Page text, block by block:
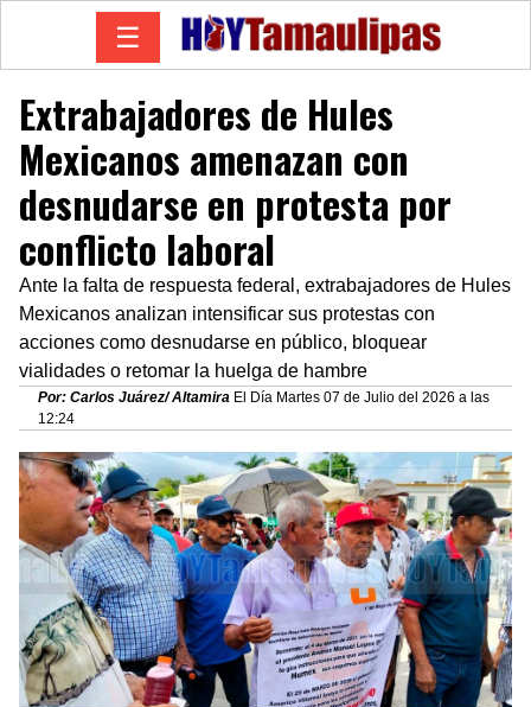
☰
Extrabajadores de Hules
Mexicanos amenazan con
desnudarse en protesta por
conflicto laboral
Ante la falta de respuesta federal, extrabajadores de Hules
Mexicanos analizan intensificar sus protestas con
acciones como desnudarse en público, bloquear
vialidades o retomar la huelga de hambre
Por: Carlos Juárez/ Altamira El Día Martes 07 de Julio del 2026 a las
12:24